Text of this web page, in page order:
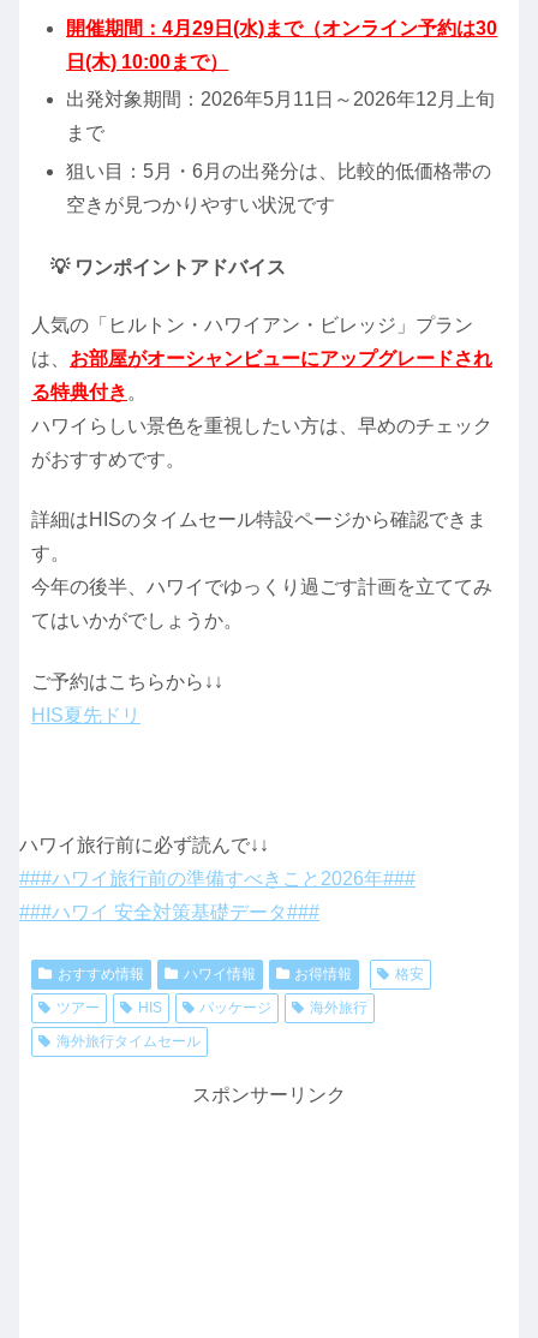
開催期間：4月29日(水)まで（オンライン予約は30
日(木) 10:00まで）
出発対象期間：2026年5月11日～2026年12月上旬
まで
狙い目：5月・6月の出発分は、比較的低価格帯の
空きが見つかりやすい状況です
💡 ワンポイントアドバイス
人気の「ヒルトン・ハワイアン・ビレッジ」プラン
は、 お部屋がオーシャンビューにアップグレードされ
る特典付き 。
ハワイらしい景色を重視したい方は、早めのチェック
がおすすめです。
詳細はHISのタイムセール特設ページから確認できま
す。
今年の後半、ハワイでゆっくり過ごす計画を立ててみ
てはいかがでしょうか。
ご予約はこちらから↓↓
HIS夏先ドリ
ハワイ旅行前に必ず読んで↓↓
###ハワイ旅行前の準備すべきこと2026年###
###ハワイ 安全対策基礎データ###
おすすめ情報 ハワイ情報 お得情報
格安
ツアー
HIS パッケージ
海外旅行
海外旅行タイムセール
スポンサーリンク